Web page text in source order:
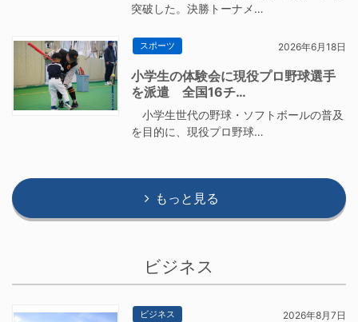
突破した。決勝トーナメ…
スポーツ 2026年6月18日
小学生の体験会に現役プロ野球選手
を派遣 全国16チ…
小学生世代の野球・ソフトボールの普及
を目的に、現役プロ野球…
もっと見る
ビジネス
ビジネス 2026年8月7日